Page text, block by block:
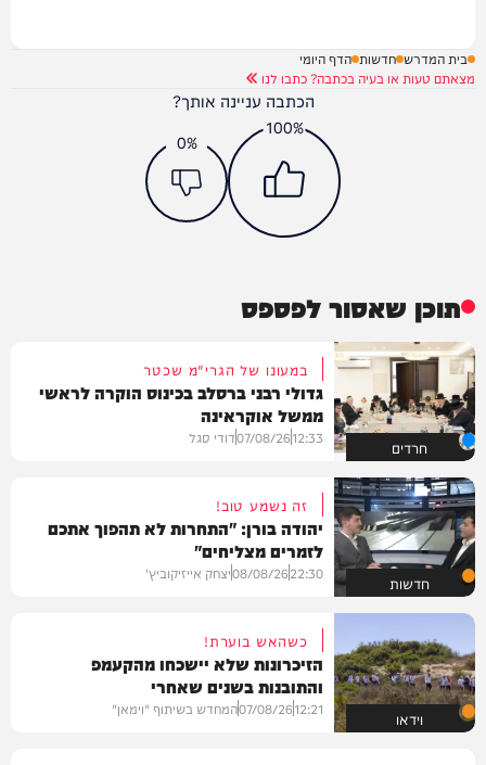
בית המדרש חדשות הדף היומי
מצאתם טעות או בעיה בכתבה? כתבו לנו
הכתבה עניינה אותך?
100%
0%
תוכן שאסור לפספס
חרדים
במעונו של הגרי"מ שכטר
גדולי רבני ברסלב בכינוס הוקרה לראשי
ממשל אוקראינה
12:33
07/08/26דודי סגל
חדשות
זה נשמע טוב!
יהודה בורן: "התחרות לא תהפוך אתכם
לזמרים מצליחים"
22:30
08/08/26יצחק אייזיקוביץ'
וידאו
כשהאש בוערת!
הזיכרונות שלא יישכחו מהקעמפ
והתובנות בשנים שאחרי
12:21
07/08/26המחדש בשיתוף "וימאן"